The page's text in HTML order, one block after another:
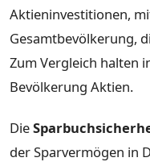
Aktieninvestitionen,
Gesamtbevölkerung,
Zum Vergleich halten
Bevölkerung Aktien.
Die
der Sparvermögen in